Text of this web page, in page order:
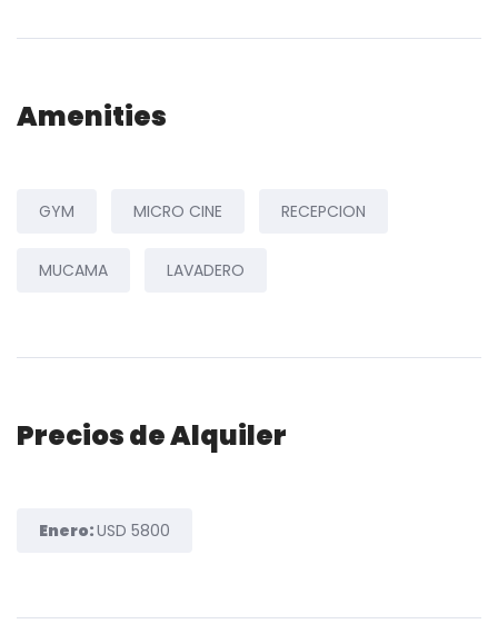
Amenities
GYM MICRO CINE RECEPCION
MUCAMA LAVADERO
Precios de Alquiler
Enero:USD 5800